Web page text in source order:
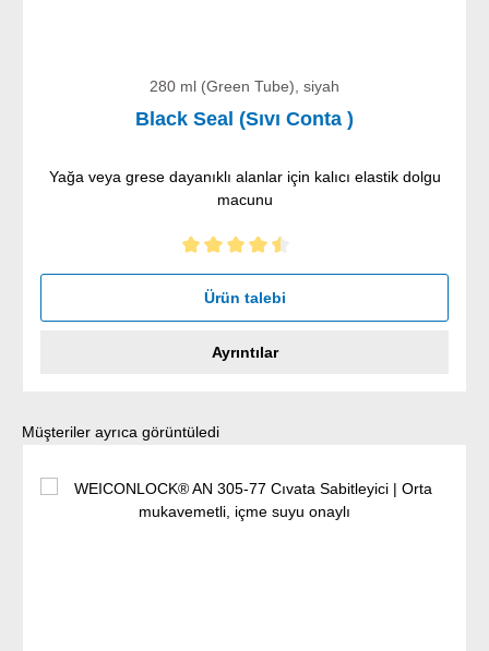
280 ml (Green Tube), siyah
Black Seal (Sıvı Conta )
Yağa veya grese dayanıklı alanlar için kalıcı elastik dolgu
macunu
5 yıldız üzerinden 4.5 ortalama puanı
Ürün talebi
Ayrıntılar
Ürün galerisini atla
Müşteriler ayrıca görüntüledi